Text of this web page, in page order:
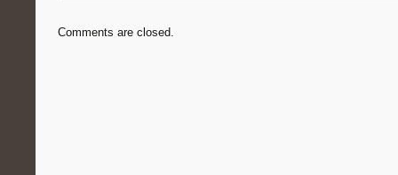
Comments are closed.